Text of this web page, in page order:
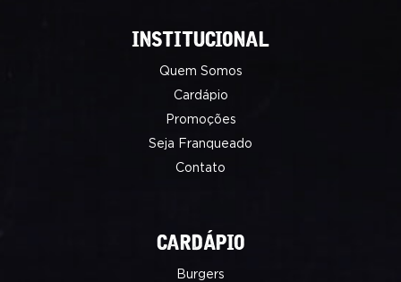
INSTITUCIONAL
Quem Somos
Cardápio
Promoções
Seja Franqueado
Contato
CARDÁPIO
Burgers